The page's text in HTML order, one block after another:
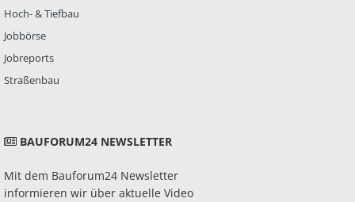
Hoch- & Tiefbau
Jobbörse
Jobreports
Straßenbau
BAUFORUM24 NEWSLETTER
Mit dem Bauforum24 Newsletter
informieren wir über aktuelle Video